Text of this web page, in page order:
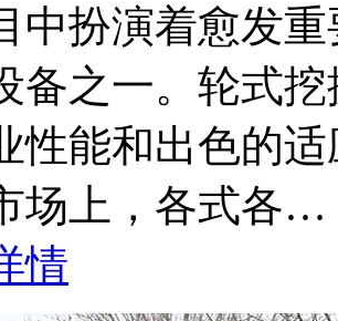
中扮演着愈发
备之一。轮式
性能和出色的
场上，各式各…
情